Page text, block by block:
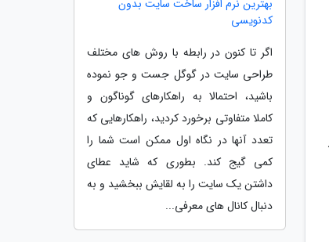
بهترین نرم افزار ساخت سایت بدون
کدنویسی
اگر تا کنون در رابطه با روش های مختلف
طراحی سایت در گوگل جست و جو نموده
باشید، احتمالا به راهکارهای گوناگون و
کاملا متفاوتی برخورد کردید، راهکارهایی که
تعدد آنها در نگاه اول ممکن است شما را
کمی گیج کند. بطوری که شاید عطای
داشتن یک سایت را به لقایش ببخشید و به
دنبال کانال های معرفی...